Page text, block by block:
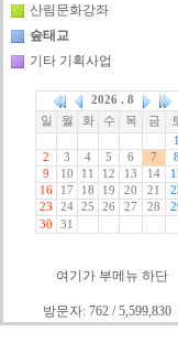
산림문화강좌
숲태교
기타 기획사업
여기가 부메뉴 하단
방문자: 762 / 5,599,830